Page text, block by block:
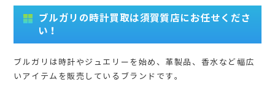
ブルガリの時計買取は須賀質店にお任せくださ
い！
ブルガリは時計やジュエリーを始め、革製品、香水など幅広
いアイテムを販売しているブランドです。